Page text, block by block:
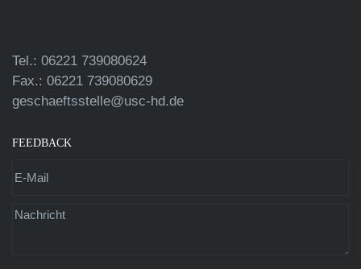
Tel.: 06221 739080624
Fax.: 06221 739080629
geschaeftsstelle@usc-hd.de
FEEDBACK